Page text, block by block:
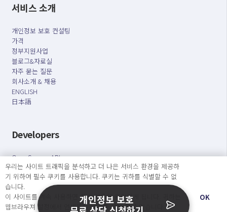
서비스 소개
개인정보 보호 컨설팅
가격
정부지원사업
블로그&자료실
자주 묻는 질문
회사소개 & 채용
ENGLISH
日本語
Developers
OpenSource API
오늘보다 더 나은 내일을 만드는 사람들
개인정보처리방침 서비스 이용약관
우리는 사이트 트래픽을 분석하고 더 나은 서비스 환경을 제공하
기 위하여 필수 쿠키를 사용합니다. 쿠키는 귀하를 식별할 수 없
습니다.
이 사이트를 계속 사용하면 쿠키 사용에 동의하게 됩니다. 귀하는
웹브라우져 설정에서 언제든지 쿠키를 삭제 할 수있습니다.
OK
개인정보 보호